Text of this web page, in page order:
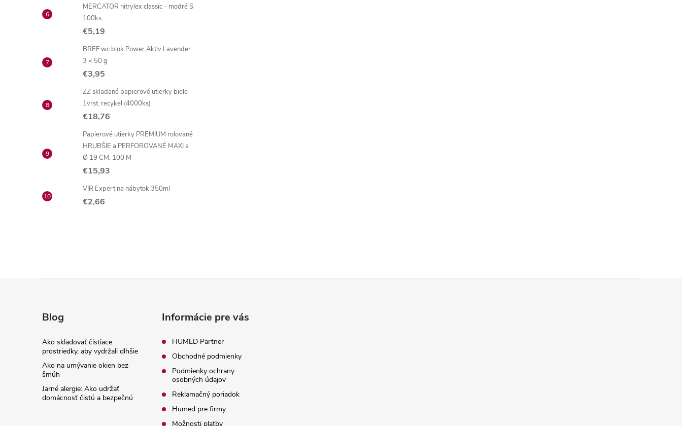
MERCATOR nitrylex classic - modré S
100ks
€5,19
BREF wc blok Power Aktiv Lavender
3 × 50 g
€3,95
ZZ skladané papierové utierky biele
1vrst. recykel (4000ks)
€18,76
Papierové utierky PREMIUM rolované
HRUBŠIE a PERFOROVANÉ MAXI s
Ø 19 CM, 100 M
€15,93
VIR Expert na nábytok 350ml
€2,66
Blog
Ako skladovať čistiace
prostriedky, aby vydržali dlhšie
Ako na umývanie okien bez
šmúh
Jarné alergie: Ako udržať
domácnosť čistú a bezpečnú
Informácie pre vás
HUMED Partner
Obchodné podmienky
Podmienky ochrany
osobných údajov
Reklamačný poriadok
Humed pre firmy
Možnosti platby